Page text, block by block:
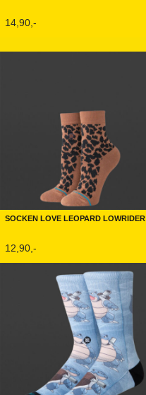
14,90,-
Socken Love Leopard Lowrider
12,90,-